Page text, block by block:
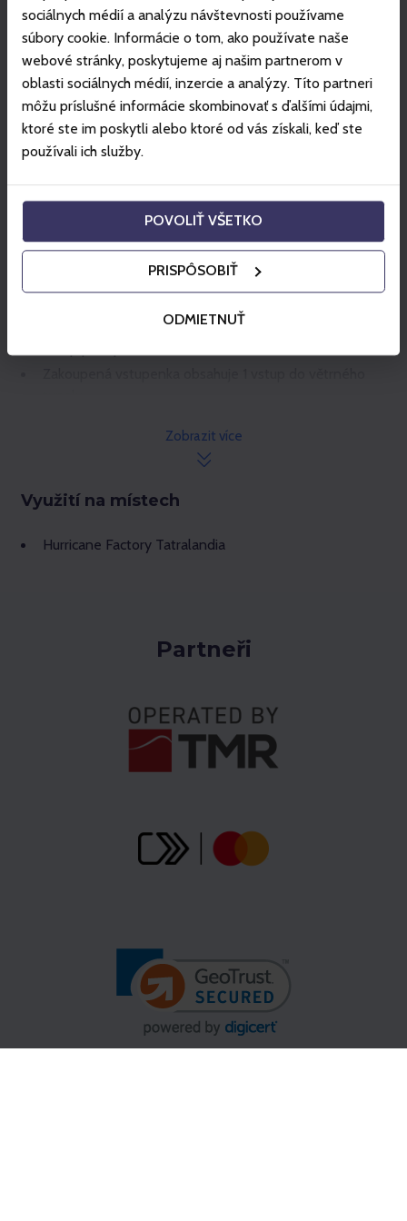
sociálnych médií a analýzu návštevnosti používame
súbory cookie. Informácie o tom, ako používate naše
webové stránky, poskytujeme aj našim partnerom v
oblasti sociálnych médií, inzercie a analýzy. Títo partneri
môžu príslušné informácie skombinovať s ďalšími údajmi,
ktoré ste im poskytli alebo ktoré od vás získali, keď ste
používali ich služby.
POVOLIŤ VŠETKO
PRISPÔSOBIŤ
ODMIETNUŤ
+421 903 544 331.
Vstupenka zahrnuje zapůjčení vybavení a instruktora.
Platí 6 měsíců od zakoupení.
Všeobecné obchodní podmínky
Hurricane
Vstup platí pro jednu vybranou osobu.
Zakoupená vstupenka obsahuje 2 vstupy do větrného
Balíček je nutné využít během jednoho termínu.
Zobrazit více
Využití na místech
Hurricane Factory Tatralandia
Partneři